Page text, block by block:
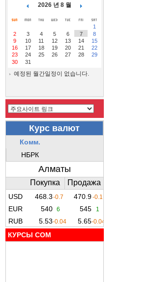
2026 년 8 월
1
2
3 4 5 6 7
8
9
10 11 12 13 14
15
16
17 18 19 20 21
22
23
24 25 26 27 28
29
30
31
예정된 월간일정이 없습니다.
КУРСЫ COM